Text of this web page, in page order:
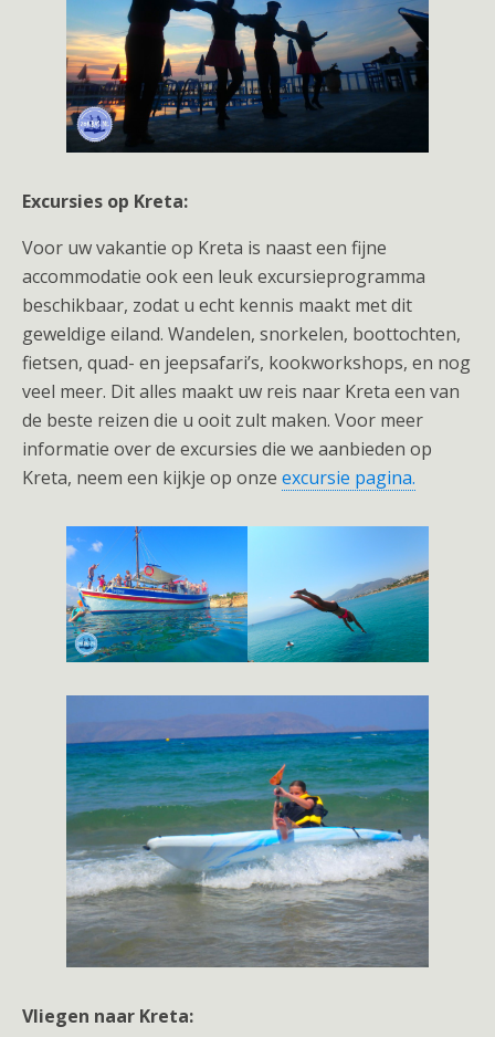
Excursies op Kreta:
Voor uw vakantie op Kreta is naast een fijne
accommodatie ook een leuk excursieprogramma
beschikbaar, zodat u echt kennis maakt met dit
geweldige eiland. Wandelen, snorkelen, boottochten,
fietsen, quad- en jeepsafari’s, kookworkshops, en nog
veel meer. Dit alles maakt uw reis naar Kreta een van
de beste reizen die u ooit zult maken. Voor meer
informatie over de excursies die we aanbieden op
Kreta, neem een kijkje op onze excursie pagina.
Vliegen naar Kreta: